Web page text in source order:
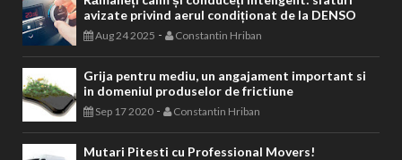
avizate privind aerul condiționat de la DENSO
Aug 24 2025 - Constantin Hriban
Grija pentru mediu, un angajament important si
in domeniul produselor de frictiune
Sep 17 2020 - Constantin Hriban
Mutari Pitesti cu Professional Movers!